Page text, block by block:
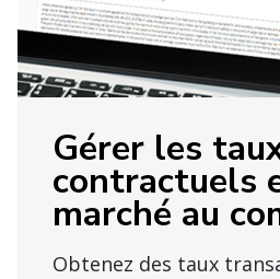
Gérer les
contractuels
marché au
Obtenez des taux